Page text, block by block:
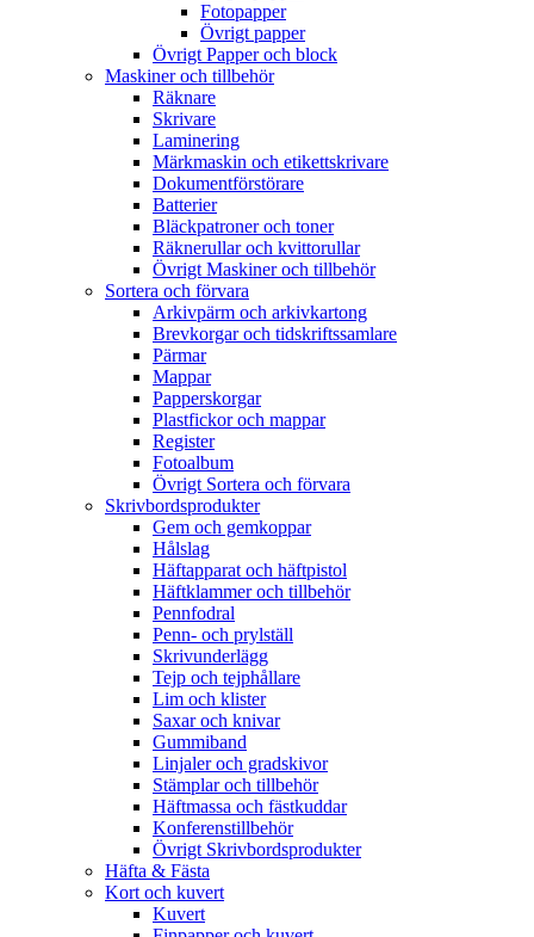
Fotopapper
Övrigt papper
Övrigt Papper och block
Maskiner och tillbehör
Räknare
Skrivare
Laminering
Märkmaskin och etikettskrivare
Dokumentförstörare
Batterier
Bläckpatroner och toner
Räknerullar och kvittorullar
Övrigt Maskiner och tillbehör
Sortera och förvara
Arkivpärm och arkivkartong
Brevkorgar och tidskriftssamlare
Pärmar
Mappar
Papperskorgar
Plastfickor och mappar
Register
Fotoalbum
Övrigt Sortera och förvara
Skrivbordsprodukter
Gem och gemkoppar
Hålslag
Häftapparat och häftpistol
Häftklammer och tillbehör
Pennfodral
Penn- och prylställ
Skrivunderlägg
Tejp och tejphållare
Lim och klister
Saxar och knivar
Gummiband
Linjaler och gradskivor
Stämplar och tillbehör
Häftmassa och fästkuddar
Konferenstillbehör
Övrigt Skrivbordsprodukter
Häfta & Fästa
Kort och kuvert
Kuvert